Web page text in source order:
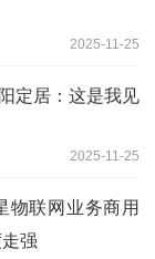
2025-11-25
定居：这是我见
2025-11-25
物联网业务商用
强